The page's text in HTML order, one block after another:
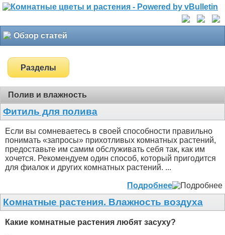
Обзор статей
Разделы
Полив и влажность
Фитиль для полива
Если вы сомневаетесь в своей способности правильно
понимать «запросы» прихотливых комнатных растений,
предоставьте им самим обслуживать себя так, как им
хочется. Рекомендуем один способ, который пригодится
для фиалок и других комнатных растений. ...
Подробнее
Комнатные растения. Влажность воздуха
Какие комнатные растения любят засуху?